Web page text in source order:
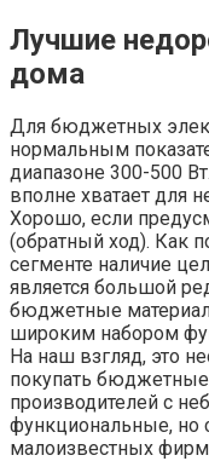
Лучшие
дома
Для бюджетных
нормальным
диапазоне 300-500
вполне хватает для
Хорошо, если
(обратный ход). Как
сегменте наличие
является большой
бюджетные
широким набором
На наш взгляд, это
покупать
производителей с
функциональные, но
малоизвестных